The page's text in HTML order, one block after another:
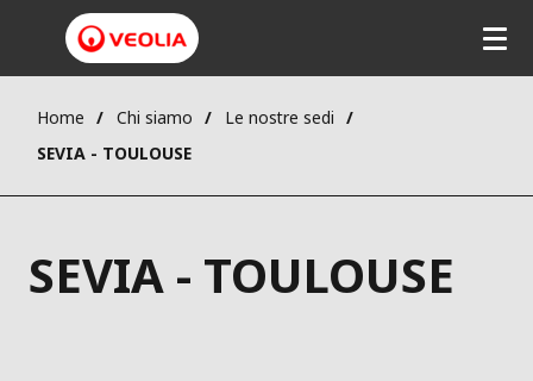
Home Chi siamo
Le nostre sedi
SEVIA - TOULOUSE
SEVIA - TOULOUSE